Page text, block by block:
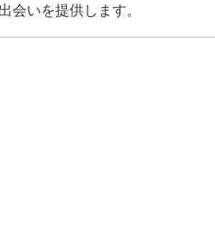
いを提供します。